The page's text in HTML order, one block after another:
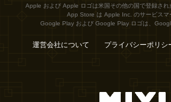
Apple および Apple ロゴは米国その他の国で登録され
App Store は Apple Inc. のサービスマ
Google Play および Google Play ロゴは、
運営会社について プライバシーポリシ